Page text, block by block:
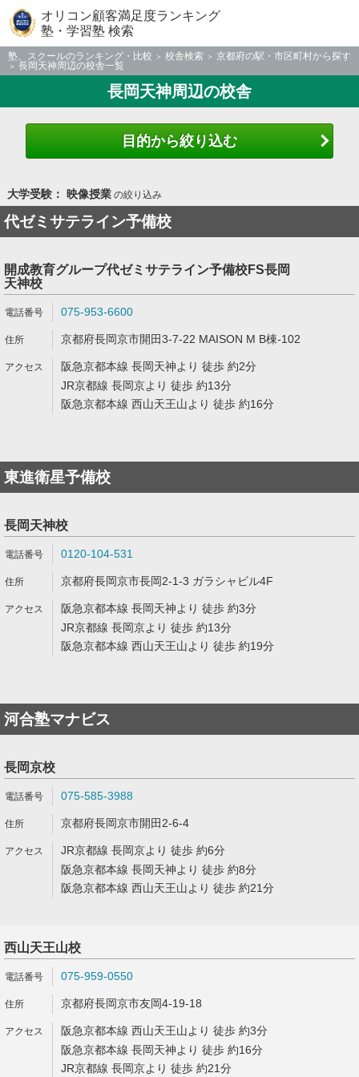
オリコン顧客満足度ランキング
塾・学習塾 検索
塾、スクールのランキング・比較 校舎検索
京都府の駅・市区町村から探す
長岡天神周辺の校舎一覧
長岡天神周辺の校舎
目的から絞り込む
大学受験： 映像授業の絞り込み
代ゼミサテライン予備校
開成教育グループ代ゼミサテライン予備校FS長岡
天神校
075-953-6600
京都府長岡京市開田3-7-22 MAISON M B棟-102
阪急京都本線 長岡天神より 徒歩 約2分
JR京都線 長岡京より 徒歩 約13分
阪急京都本線 西山天王山より 徒歩 約16分
東進衛星予備校
長岡天神校
0120-104-531
京都府長岡京市長岡2-1-3 ガラシャビル4F
阪急京都本線 長岡天神より 徒歩 約3分
JR京都線 長岡京より 徒歩 約13分
阪急京都本線 西山天王山より 徒歩 約19分
河合塾マナビス
長岡京校
075-585-3988
京都府長岡京市開田2-6-4
JR京都線 長岡京より 徒歩 約6分
阪急京都本線 長岡天神より 徒歩 約8分
阪急京都本線 西山天王山より 徒歩 約21分
西山天王山校
075-959-0550
京都府長岡京市友岡4-19-18
阪急京都本線 西山天王山より 徒歩 約3分
阪急京都本線 長岡天神より 徒歩 約16分
JR京都線 長岡京より 徒歩 約21分